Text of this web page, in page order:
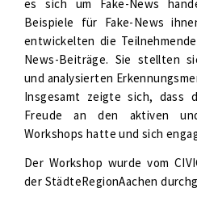
es sich um Fake-News
Beispiele für Fake-News
entwickelten die
News-Beiträge. Sie stellten
und analysierten
Insgesamt zeigte sich, dass
Freude an den aktiven
Workshops hatte und sich
Der Workshop wurde vom
der StädteRegionAachen